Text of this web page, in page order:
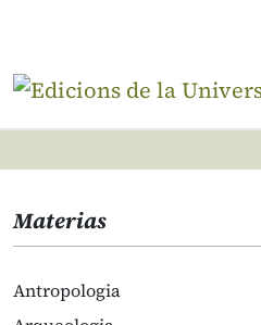
Materias
Antropologia